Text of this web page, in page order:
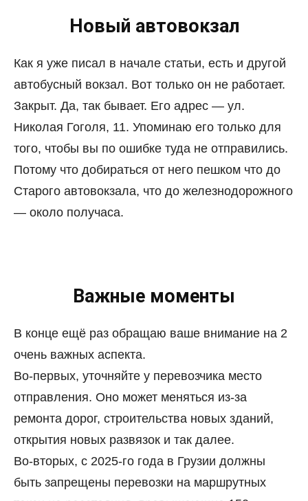
Новый автовокзал
Как я уже писал в начале статьи, есть и другой
автобусный вокзал. Вот только он не работает.
Закрыт. Да, так бывает. Его адрес — ул.
Николая Гоголя, 11. Упоминаю его только для
того, чтобы вы по ошибке туда не отправились.
Потому что добираться от него пешком что до
Старого автовокзала, что до железнодорожного
— около получаса.
Важные моменты
В конце ещё раз обращаю ваше внимание на 2
очень важных аспекта.
Во-первых, уточняйте у перевозчика место
отправления. Оно может меняться из-за
ремонта дорог, строительства новых зданий,
открытия новых развязок и так далее.
Во-вторых, с 2025-го года в Грузии должны
быть запрещены перевозки на маршрутных